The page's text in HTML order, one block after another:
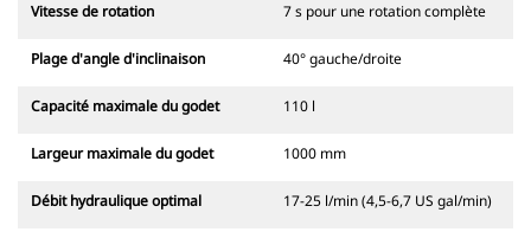
Vitesse de rotation 7 s pour une rotation complète
Plage d'angle d'inclinaison 40° gauche/droite
Capacité maximale du godet 110 l
Largeur maximale du godet 1000 mm
Débit hydraulique optimal 17-25 l/min (4,5-6,7 US gal/min)